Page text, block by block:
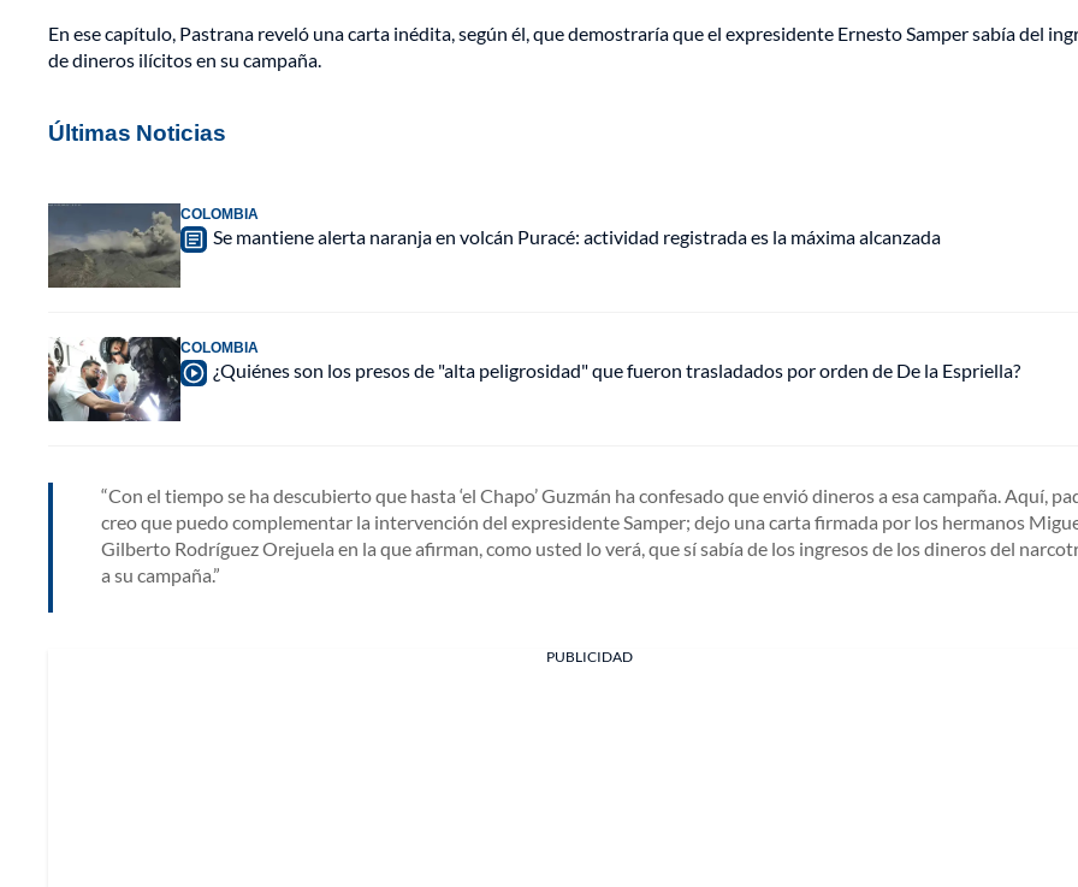
En ese capítulo, Pastrana reveló una carta inédita, según él, que demostraría que el expresidente Ernesto Samper sabía del
de dineros ilícitos en su campaña.
Últimas Noticias
COLOMBIA
Se mantiene alerta naranja en volcán Puracé: actividad registrada es la máxima alcanzada
COLOMBIA
¿Quiénes son los presos de "alta peligrosidad" que fueron trasladados por orden de De la Espriella?
Con el tiempo se ha descubierto que hasta ‘el Chapo’ Guzmán ha confesado que envió dineros a esa campaña. Aquí,
creo que puedo complementar la intervención del expresidente Samper; dejo una carta firmada por los hermanos
Gilberto Rodríguez Orejuela en la que afirman, como usted lo verá, que sí sabía de los ingresos de los dineros del
a su campaña.
PUBLICIDAD